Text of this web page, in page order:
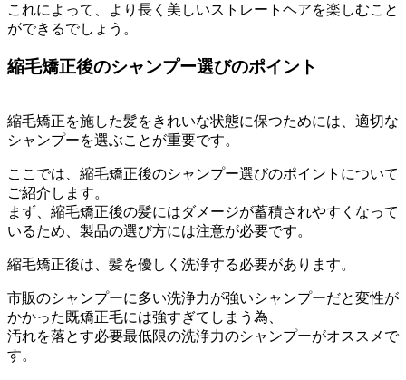
これによって、
より長く美しいストレートヘアを楽しむこと
ができるでしょう。
縮毛矯正後のシャンプー選びのポイント
縮毛矯正を施した髪をきれいな状態に保つためには、 適切な
シャンプーを選ぶことが重要です。
ここでは、 縮毛矯正後のシャンプー選びのポイントについて
ご紹介します。
まず、 縮毛矯正後の髪にはダメージが蓄積されやすくなって
いるため、 製品の選び方には注意が必要です。
縮毛矯正後は、 髪を優しく洗浄する必要があります。
市販のシャンプーに多い洗浄力が強いシャンプーだと変性が
かかった既矯正毛には強すぎてしまう為、
汚れを落とす必要最低限の洗浄力のシャンプーがオススメで
す。